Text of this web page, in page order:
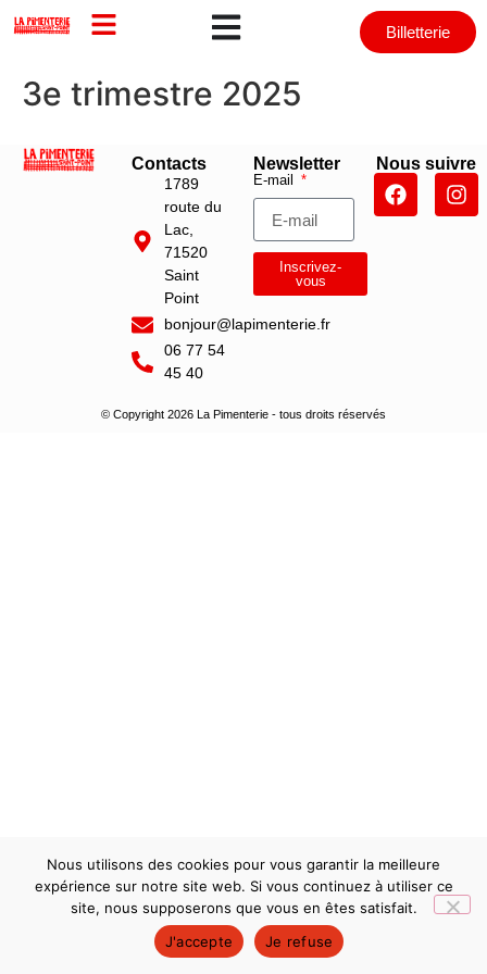
Billetterie
3e trimestre 2025
Contacts
1789
route du
Lac,
71520
Saint
Point
bonjour@lapimenterie.fr
06 77 54
45 40
Newsletter
E-mail
Inscrivez-
vous
Nous suivre
© Copyright 2026 La Pimenterie - tous droits réservés
Nous utilisons des cookies pour vous garantir la meilleure
expérience sur notre site web. Si vous continuez à utiliser ce
site, nous supposerons que vous en êtes satisfait.
J'accepte
Je refuse